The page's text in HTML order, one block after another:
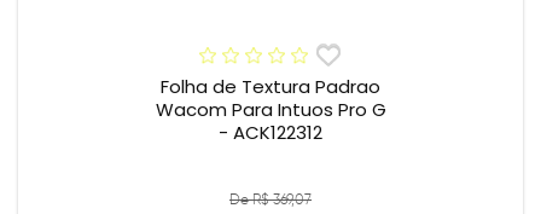
Folha de Textura Padrao
Wacom Para Intuos Pro G
- ACK122312
De R$ 369,07